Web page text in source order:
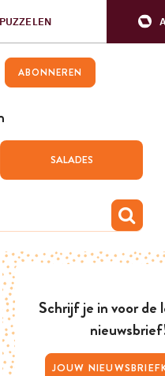
PUZZELEN
ABONNEREN
SALADES
Schrijf je in voor de